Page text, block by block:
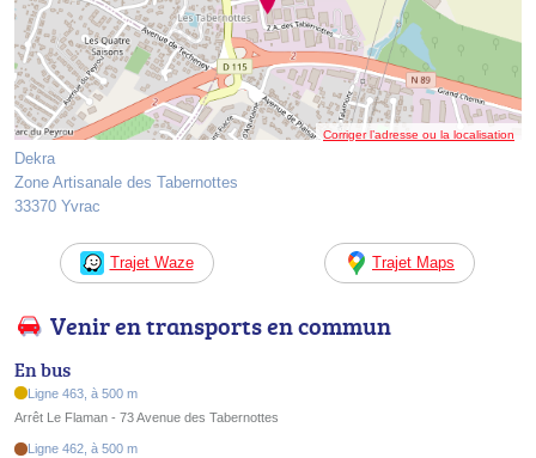
Corriger l’adresse ou la localisation
Dekra
Zone Artisanale des Tabernottes
33370 Yvrac
Trajet Waze Trajet Maps
Venir en transports en commun
En bus
Ligne 463, à 500 m
Arrêt Le Flaman - 73 Avenue des Tabernottes
Ligne 462, à 500 m